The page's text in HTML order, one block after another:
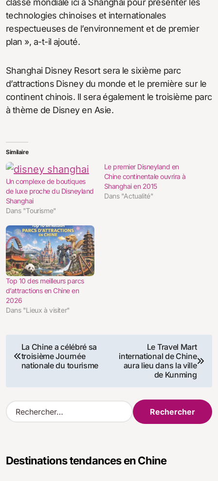
classe mondiale ici à Shanghai pour présenter les
technologies chinoises et internationales
respectueuses de l’environnement et de premier
plan », a-t-il ajouté.
Shanghai Disney Resort sera le sixième parc
d’attractions Disney du monde et le première sur le
continent chinois. Il sera également le troisième parc
à thème de Disney en Asie.
Similaire
Un complexe de boutiques
de luxe proche du Disneyland
Shanghai
Dans "Tourisme"
Le premier Disneyland en
Chine continentale ouvrira à
Shanghai en 2015
Dans "Actualité"
Top 10 des meilleurs parcs
d’attractions en Chine en
2026
Dans "Lieux à visiter"
Navigation
de
La Chine a célébré sa
troisième Journée
nationale du tourisme
Le Travel Mart
international de Chine
aura lieu dans la ville
de Kunming
R
e
rDestinations tendances en Chine